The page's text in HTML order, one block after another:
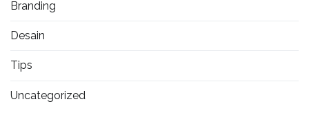
Branding
Desain
Tips
Uncategorized